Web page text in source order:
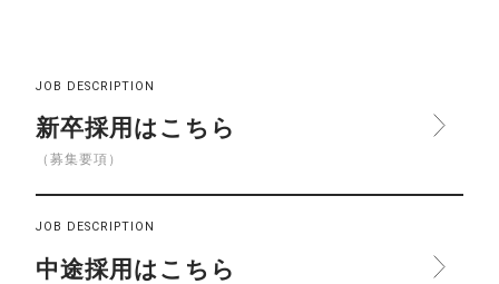
JOB DESCRIPTION
新卒採用はこちら
（募集要項）
JOB DESCRIPTION
中途採用はこちら